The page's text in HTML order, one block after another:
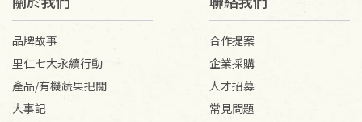
品牌故事
里仁七大永續行動
產品/有機蔬果把關
大事記
合作提案
企業採購
人才招募
常見問題